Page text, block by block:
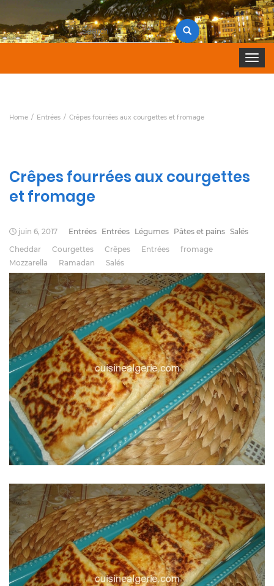
Search
for:
Toggle
Home Entrées Crêpes fourrées aux courgettes et fromage
Crêpes fourrées aux courgettes
et fromage
juin 6, 2017 Entrées Entrées Légumes Pâtes et pains Salés
Cheddar
Courgettes Crêpes Entrées
fromage
Mozzarella
Ramadan Salés